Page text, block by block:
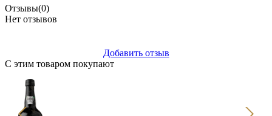
Отзывы(0)
Нет отзывов
Добавить отзыв
С этим товаром покупают